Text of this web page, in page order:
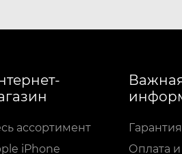
ассортимент
iPhone
Оплата и